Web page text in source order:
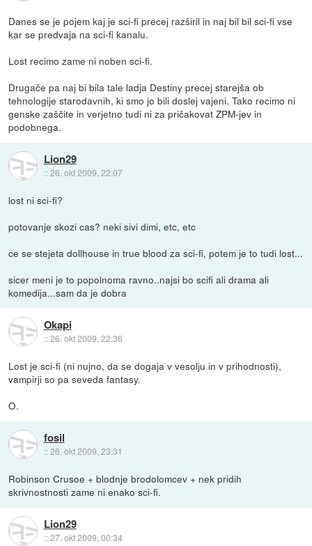
Danes se je pojem kaj je sci-fi precej razširil in naj bil bil sci-fi vse
kar se predvaja na sci-fi kanalu.
Lost recimo zame ni noben sci-fi.
Drugače pa naj bi bila tale ladja Destiny precej starejša ob
tehnologije starodavnih, ki smo jo bili doslej vajeni. Tako recimo ni
genske zaščite in verjetno tudi ni za pričakovat ZPM-jev in
podobnega.
Lion29
::26. okt 2009, 22:07
lost ni sci-fi?
potovanje skozi cas? neki sivi dimi, etc, etc
ce se stejeta dollhouse in true blood za sci-fi, potem je to tudi lost...
sicer meni je to popolnoma ravno..najsi bo scifi ali drama ali
komedija...sam da je dobra
Okapi
::26. okt 2009, 22:36
Lost je sci-fi (ni nujno, da se dogaja v vesolju in v prihodnosti),
vampirji so pa seveda fantasy.
O.
fosil
::26. okt 2009, 23:31
Robinson Crusoe + blodnje brodolomcev + nek pridih
skrivnostnosti zame ni enako sci-fi.
Lion29
::27. okt 2009, 00:34